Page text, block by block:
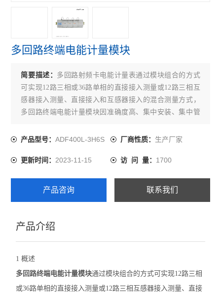
预付费电能表
峰谷时段电能表
水电预付费系统
DJSF1352-RN
无线通讯采集器
无线电能表
AGF-AE-D/200
AWT100
AWT
多回路终端电能计量模块
简要描述： 多回路射频卡电能计量表通过模块组合的方式
可实现12路三相或36路单相的直接接入测量或12路三相互
感器接入测量、直接接入和互感器接入的混合测量方式，
多回路终端电能计量模块因准确度高、集中安装、集中管
业等的青睐。该系列仪表支持预付费功功能。
产品型号：ADF400L-3H6S 厂商性质： 生产厂家
更新时间：2023-11-15 访 问 量： 1700
产品咨询 联系我们
产品介绍
1 概述
多回路终端电能计量模块通过模块组合的方式可实现12路三相
或36路单相的直接接入测量或12路三相互感器接入测量、直接